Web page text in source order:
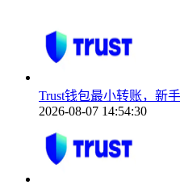
Trust钱包最小转账，新
2026-08-07 14:54:30